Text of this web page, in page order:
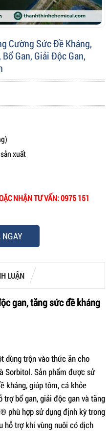
Cường Sức Đề Kháng,
Gan, Giải Độc Gan,
xuất
NHẬN TƯ VẤN: 0975 151
NGAY
LUẬN
gan, tăng sức đề kháng
dùng trộn vào thức ăn cho
Sorbitol. Sản phẩm được sử
kháng, giúp tôm, cá khỏe
bổ gan, giải độc gan và tăng
phù hợp sử dụng định kỳ trong
hỗ trợ khi vùng nuôi có dịch